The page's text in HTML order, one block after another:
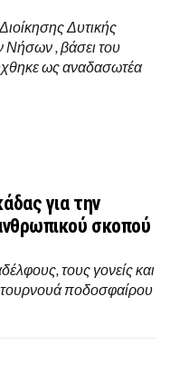
Δυτικής
Νήσων , βάσει του
ως αναδασωτέα
για την
σκοπού
τους γονείς και
ποδοσφαίρου